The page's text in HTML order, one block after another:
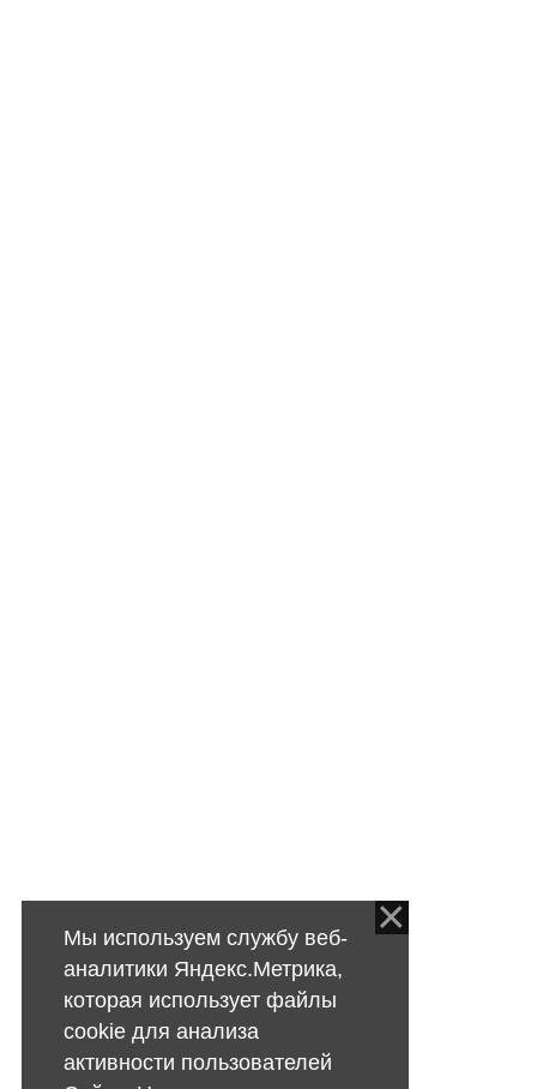
Мы используем службу веб-
аналитики Яндекс.Метрика,
которая использует файлы
cookie для анализа
активности пользователей